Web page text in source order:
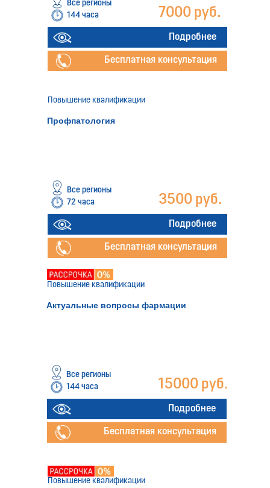
144 часа 7000 руб.
Все регионы
Бесплатная консультация
Подробнее
Профпатология
72 часа 3500 руб.
Все регионы
Повышение квалификации
Бесплатная консультация
Подробнее
Актуальные вопросы фармации
144 часа 15000 руб.
Все регионы
Повышение квалификации
Бесплатная консультация
Подробнее
Повышение квалификации